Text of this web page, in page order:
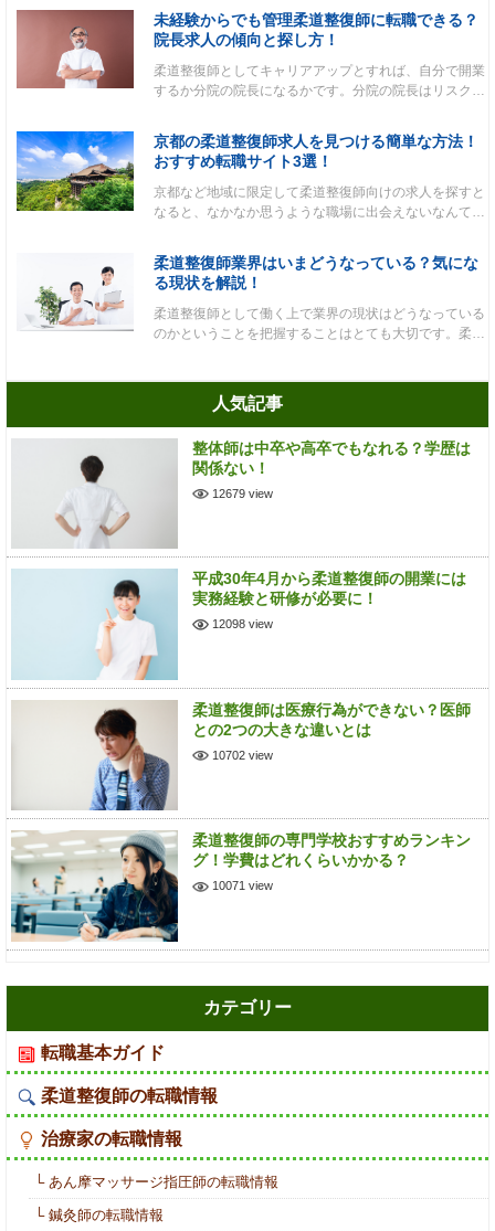
未経験からでも管理柔道整復師に転職できる？
院長求人の傾向と探し方！
柔道整復師としてキャリアアップとすれば、自分で開業
するか分院の院長になるかです。分院の院長はリスク…
京都の柔道整復師求人を見つける簡単な方法！
おすすめ転職サイト3選！
京都など地域に限定して柔道整復師向けの求人を探すと
なると、なかなか思うような職場に出会えないなんて…
柔道整復師業界はいまどうなっている？気にな
る現状を解説！
柔道整復師として働く上で業界の現状はどうなっている
のかということを把握することはとても大切です。柔…
人気記事
整体師は中卒や高卒でもなれる？学歴は
関係ない！
12679 view
平成30年4月から柔道整復師の開業には
実務経験と研修が必要に！
12098 view
柔道整復師は医療行為ができない？医師
との2つの大きな違いとは
10702 view
柔道整復師の専門学校おすすめランキン
グ！学費はどれくらいかかる？
10071 view
カテゴリー
転職基本ガイド
柔道整復師の転職情報
治療家の転職情報
└ あん摩マッサージ指圧師の転職情報
└ 鍼灸師の転職情報